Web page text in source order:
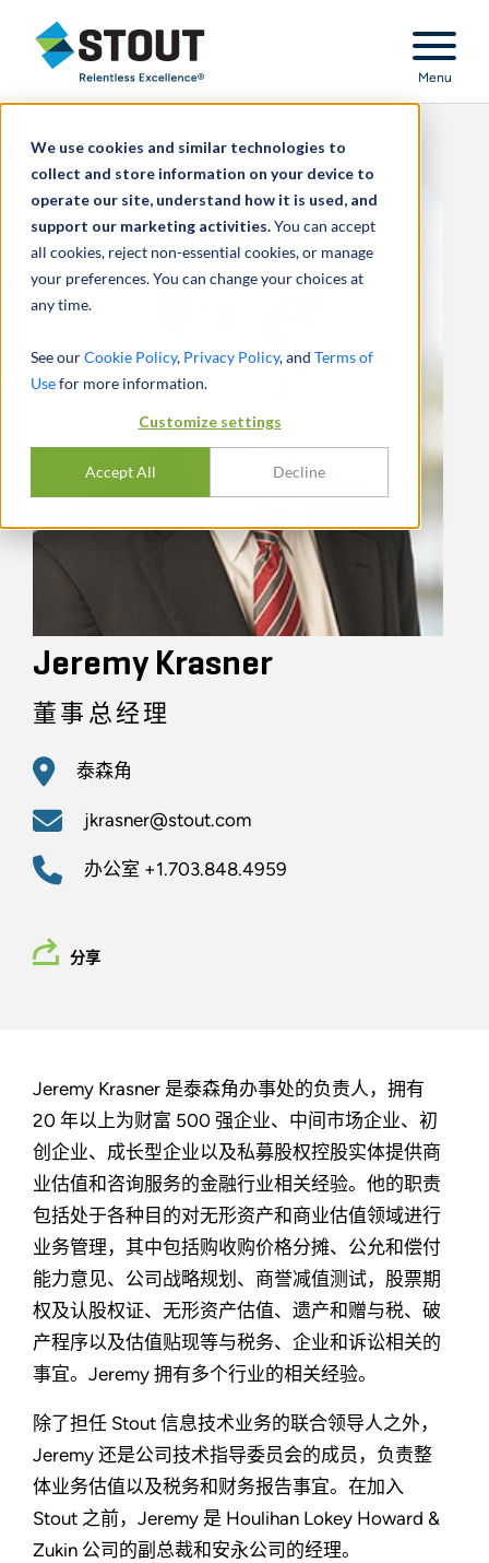
We use cookies and similar technologies to
collect and store information on your device to
operate our site, understand how it is used, and
support our marketing activities.You can accept
all cookies, reject non-essential cookies, or manage
your preferences. You can change your choices at
any time.
See ourCookie Policy, Privacy Policy, and Terms of
Usefor more information.
Customize settings
Accept All Decline
Stout Relentless Excellence
Menu
Jeremy Krasner
董事总经理
泰森角
jkrasner@stout.com
办公室 +1.703.848.4959
分享
Jeremy Krasner 是泰森角办事处的负责人，拥有
20 年以上为财富 500 强企业、中间市场企业、初
创企业、成长型企业以及私募股权控股实体提供商
业估值和咨询服务的金融行业相关经验。他的职责
包括处于各种目的对无形资产和商业估值领域进行
业务管理，其中包括购收购价格分摊、公允和偿付
能力意见、公司战略规划、商誉减值测试，股票期
权及认股权证、无形资产估值、遗产和赠与税、破
产程序以及估值贴现等与税务、企业和诉讼相关的
事宜。Jeremy 拥有多个行业的相关经验。
除了担任 Stout 信息技术业务的联合领导人之外，
Jeremy 还是公司技术指导委员会的成员，负责整
体业务估值以及税务和财务报告事宜。在加入
Stout 之前，Jeremy 是 Houlihan Lokey Howard &
Zukin 公司的副总裁和安永公司的经理。